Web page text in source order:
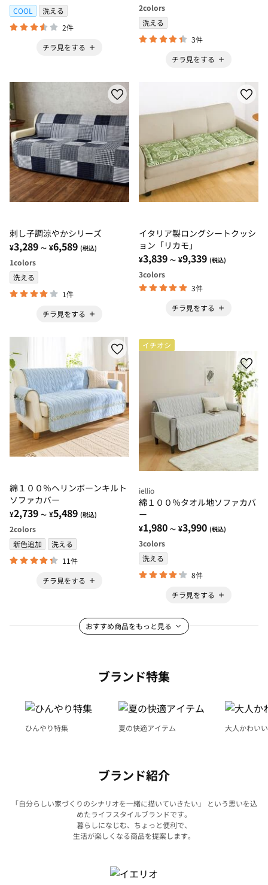
COOL
洗える
2件
チラ見をする
2colors
洗える
3件
チラ見をする
刺し子調涼やかシリーズ
¥3,289 ～ ¥6,589 (税込)
1colors
洗える
1件
チラ見をする
イタリア製ロングシートクッシ
ョン「リカモ」
¥3,839 ～ ¥9,339 (税込)
3colors
3件
チラ見をする
綿１００％ヘリンボーンキルト
ソファカバー
¥2,739 ～ ¥5,489 (税込)
2colors
新色追加
洗える
11件
チラ見をする
イチオシ
iellio
綿１００％タオル地ソファカバ
ー
¥1,980 ～ ¥3,990 (税込)
3colors
洗える
8件
チラ見をする
おすすめ商品をもっと見る
ブランド特集
ひんやり特集 夏の快適アイテム 大人かわい
ブランド紹介
「自分らしい家づくりのシナリオを一緒に描いていきたい」 という思いを込
めたライフスタイルブランドです。
暮らしになじむ、ちょっと便利で、
生活が楽しくなる商品を提案します。